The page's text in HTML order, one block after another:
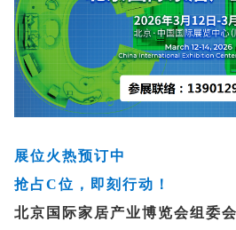
展位火热预订中
抢占C位，即刻行动！
北京国际家居产业博览会组委